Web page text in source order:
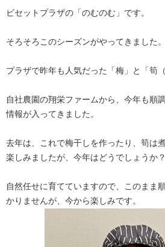
ビセットプラザの「のむのむ」です。
そろそろこのシーズンがやってきました。
プラザで昨年も人気だった「梅」と「筍
自社農園の翔栄ファームから、今年も順
情報が入ってきました。
去年は、これで梅干しを作ったり、筍は
楽しみましたが、今年はどうでしょうか？
自然任せに育てていますので、このまま
かりませんが、今から楽しみです。